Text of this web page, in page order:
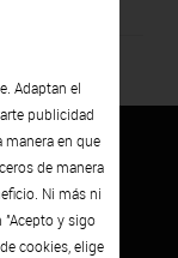
Adaptan el
publicidad
manera en que
de manera
Ni más ni
"Acepto y sigo
cookies, elige